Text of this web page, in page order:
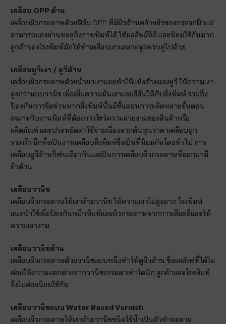
เคลือบ OPP ด้าน
เคลือบผิวกระดาษด้วยฟิล์ม OPP ที่มีผิวด้านคล้ายผิวของกระจกฝ้าแต่
สามารถมองผ่านทะลุถึงภาพพิมพ์ได้ ให้ผลลัพธ์ที่ดี และนิยมใช้กันมาก
ลูกค้าของโรงพิมพ์มักให้ทำเคลือบเงาเฉพาะจุดควบคู่ไปด้วย
เคลือบยูวีเงา / ยูวีด้าน
เคลือบผิวกระดาษด้วยน้ำยาเงาและทำให้แห้งด้วยแสงยูวี ให้ความเงา
สูงกว่าแบบวานิช เพื่อเพิ่มความมันเงาและสีสันให้กับสิ่งพิมพ์ รวมถึง
ป้องกันการขีดข่วนหากสิ่งพิมพ์นั้นมีขั้นตอนการผลิตหลายขั้นตอน
เหมาะกับงานพิมพ์ที่ต้องการโชว์ความสวยงามของสินค้าหรือ
ผลิตภัณฑ์ และประหยัดค่าใช้จ่ายเนื่องจากต้นทุนราคาเคลือบถูก
รวดเร็ว อีกทั้งเป็นงานเคลือบสิ่งพิมพ์ซึ่งเป็นที่นิยมกันโดยทั่วไป การ
เคลือบยูวีด้านก็เช่นเดียวกันแต่เป็นการเคลือบผิวกระดาษที่ออกมามี
ผิวด้าน
เคลือบวานิช
เคลือบผิวกระดาษให้เงาด้วยวานิช ให้ความเงาไม่สูงมาก โรงพิมพ์
แนะนำใช้เพื่อป้องกันหมึกพิมพ์และผิวกระดาษจากการเสียดสีและให้
ความเงางาม
เคลือบวานิชด้าน
เคลือบผิวกระดาษด้วยวานิชแบบหนึ่งทำให้ดูผิวด้าน ซึ่งผลลัพธ์ที่ได้ไม่
ค่อยให้ความแตกต่างจากวานิชธรรมดาเท่าใดนัก ลูกค้าและโรงพิมพ์
จึงไม่ค่อยนิยมใช้กัน
เคลือบวานิชแบบ Water Based Varnish
เคลือบผิวกระดาษให้เงาด้วยวานิชชนิดใช้น้ำเป็นตัวทำละลาย